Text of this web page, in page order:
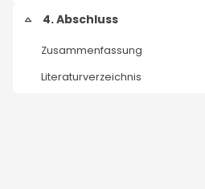
Collapse
4. Abschluss
Zusammenfassung
Literaturverzeichnis